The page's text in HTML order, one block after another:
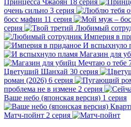
очень сильно 3 серия
босс мафии 11 серия
серия
Любимый
Империя в
И вспыхнуло
Магазин для
Мечтаю о тебе
Цветущий Шанхай 30 серия
роман (2026) 6 серия
проблема не в измене 2 серия
Ваше небо (японская версия) 1 серия
Матч-пойнт 2 серия